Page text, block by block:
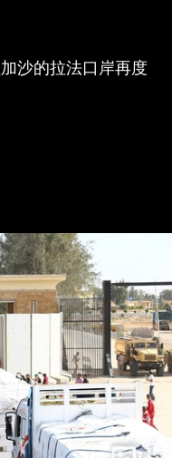
沙的拉法口岸再度